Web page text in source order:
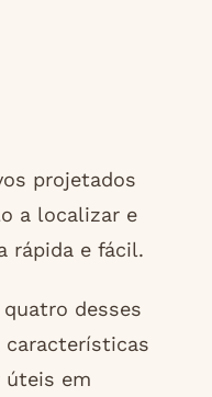
projetados
a localizar e
rápida e fácil.
desses
características
úteis em